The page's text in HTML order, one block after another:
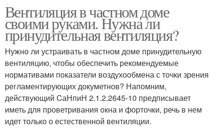
Вентиляция в частном доме
своими руками. Нужна ли
принудительная вентиляция?
Нужно ли устраивать в частном доме принудительную
вентиляцию, чтобы обеспечить рекомендуемые
нормативами показатели воздухообмена с точки зрения
регламентирующих докуметнов? Напомним,
действующий CаНпиН 2.1.2.2645-10 предписывает
иметь для проветривания окна и форточки, речь в нем
идет только о естественной вентиляции.